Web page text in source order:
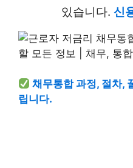
있습니다. 신
채무통합 과정, 절차,
립니다.